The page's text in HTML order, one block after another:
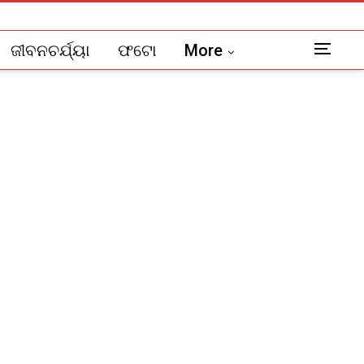
ଜୀବନଚର୍ଯ୍ୟା ଫଟୋ More